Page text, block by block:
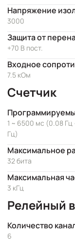
Напряжение
3000
Защита от
+70 В пост.
Входное
7.5 кОм
Счетчик
1 ~ 6500 мс (0.08 Гц
Гц)
Максимальное
32 бита
Максимальная
3 кГц
Релейный
Количество
6